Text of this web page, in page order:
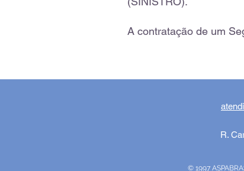
A contratação de um
R.
© 1997